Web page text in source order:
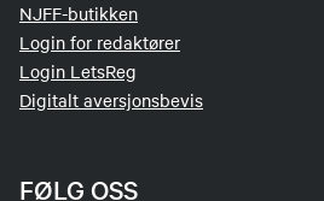
Send epost
John Kolbjørnsen
NJFF-butikken
Login for redaktører
Login LetsReg
Digitalt aversjonsbevis
FØLG OSS